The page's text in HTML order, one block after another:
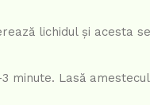
lichidul și acesta
minute. Lasă